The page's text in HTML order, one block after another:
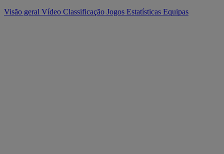
Visão geral Vídeo Classificação Jogos Estatísticas Equipas